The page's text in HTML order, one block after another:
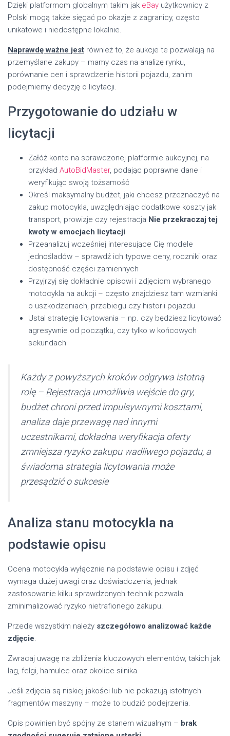
Dzięki platformom globalnym takim jak eBay użytkownicy z
Polski mogą także sięgać po okazje z zagranicy, często
unikatowe i niedostępne lokalnie.
Naprawdę ważne jest również to, że aukcje te pozwalają na
przemyślane zakupy – mamy czas na analizę rynku,
porównanie cen i sprawdzenie historii pojazdu, zanim
podejmiemy decyzję o licytacji.
Przygotowanie do udziału w
licytacji
Załóż konto na sprawdzonej platformie aukcyjnej, na
przykład AutoBidMaster, podając poprawne dane i
weryfikując swoją tożsamość
Określ maksymalny budżet, jaki chcesz przeznaczyć na
zakup motocykla, uwzględniając dodatkowe koszty jak
transport, prowizje czy rejestracja Nie przekraczaj tej
kwoty w emocjach licytacji
Przeanalizuj wcześniej interesujące Cię modele
jednośladów – sprawdź ich typowe ceny, roczniki oraz
dostępność części zamiennych
Przyjrzyj się dokładnie opisowi i zdjęciom wybranego
motocykla na aukcji – często znajdziesz tam wzmianki
o uszkodzeniach, przebiegu czy historii pojazdu
Ustal strategię licytowania – np. czy będziesz licytować
agresywnie od początku, czy tylko w końcowych
sekundach
Każdy z powyższych kroków odgrywa istotną
rolę – Rejestracja umożliwia wejście do gry,
budżet chroni przed impulsywnymi kosztami,
analiza daje przewagę nad innymi
uczestnikami, dokładna weryfikacja oferty
zmniejsza ryzyko zakupu wadliwego pojazdu, a
świadoma strategia licytowania może
przesądzić o sukcesie
Analiza stanu motocykla na
podstawie opisu
Ocena motocykla wyłącznie na podstawie opisu i zdjęć
wymaga dużej uwagi oraz doświadczenia, jednak
zastosowanie kilku sprawdzonych technik pozwala
zminimalizować ryzyko nietrafionego zakupu.
Przede wszystkim należy szczegółowo analizować każde
zdjęcie.
Zwracaj uwagę na zbliżenia kluczowych elementów, takich jak
lag, felgi, hamulce oraz okolice silnika.
Jeśli zdjęcia są niskiej jakości lub nie pokazują istotnych
fragmentów maszyny – może to budzić podejrzenia.
Opis powinien być spójny ze stanem wizualnym – brak